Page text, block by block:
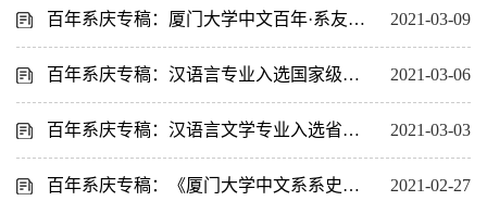
2021-03-09
百年系庆专稿：厦门大学中文百年·系友祝福视频征集
2021-03-06
百年系庆专稿：汉语言专业入选国家级一流本科专业建设点
2021-03-03
百年系庆专稿：汉语言文学专业入选省级一流本科专业建设点
2021-02-27
百年系庆专稿：《厦门大学中文系系史》行将出版